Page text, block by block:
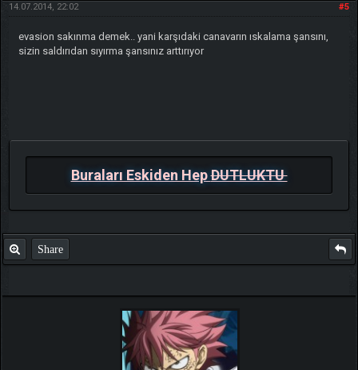
#5
14.07.2014, 22:02
evasion sakınma demek.. yani karşıdaki canavarın ıskalama şansını,
sizin saldırıdan sıyırma şansınız arttırıyor
Buraları Eskiden HepDUTLUKTU
Share